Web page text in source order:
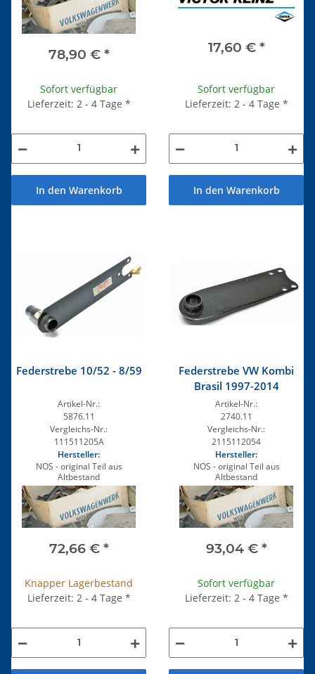
78,90 € *
Sofort verfügbar
Lieferzeit: 2 - 4 Tage *
In den Warenkorb
17,60 € *
Sofort verfügbar
Lieferzeit: 2 - 4 Tage *
In den Warenkorb
Federstrebe 10/52 - 8/59
Artikel-Nr.:
5876.11
Vergleichs-Nr.:
111511205A
Hersteller:
NOS - original Teil aus
Altbestand
72,66 € *
Knapper Lagerbestand
Lieferzeit: 2 - 4 Tage *
Federstrebe VW Kombi
Brasil 1997-2014
Artikel-Nr.:
2740.11
Vergleichs-Nr.:
2115112054
Hersteller:
NOS - original Teil aus
Altbestand
93,04 € *
Sofort verfügbar
Lieferzeit: 2 - 4 Tage *